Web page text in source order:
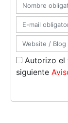
Autorizo el
siguiente